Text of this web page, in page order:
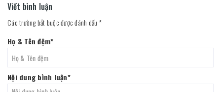
Viết bình luận
Các trường bắt buộc được đánh dấu *
Họ & Tên đệm*
Nội dung bình luận*